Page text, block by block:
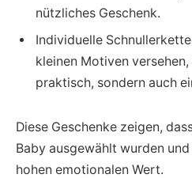
nützliches Geschenk.
Individuelle
kleinen Motiven
praktisch, sondern auch
Diese Geschenke zeigen,
Baby ausgewählt wurden
hohen emotionalen Wert.